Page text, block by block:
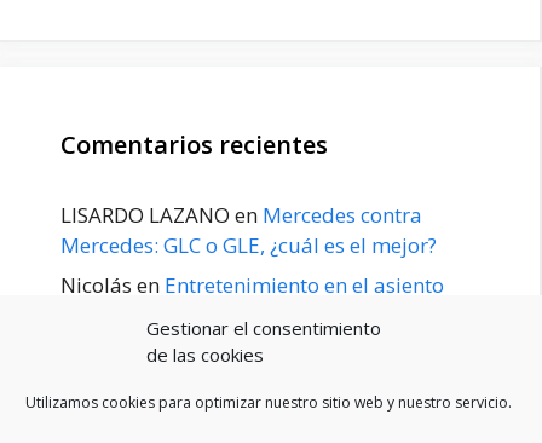
Gestionar el consentimiento
de las cookies
Utilizamos cookies para optimizar nuestro sitio web y nuestro servicio.
Comentarios recientes
LISARDO LAZANO en Mercedes contra
Mercedes: GLC o GLE, ¿cuál es el mejor?
Nicolás en Entretenimiento en el asiento
trasero para el GLE / GLS disponible a
principios de 2020